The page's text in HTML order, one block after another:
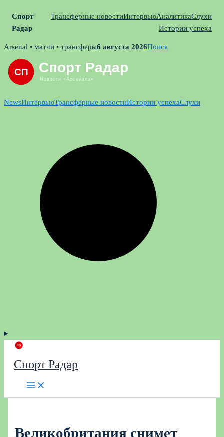
Спорт
Радар
Трансферные новостиИнтервьюАналитикаСлухи
Истории успеха
Skip
content
Arsenal • матчи • трансферы6 августа 2026Поиск
NewsИнтервьюТрансферные новостиИстории успехаСлухи
Спорт Радар
Великобритания снимет